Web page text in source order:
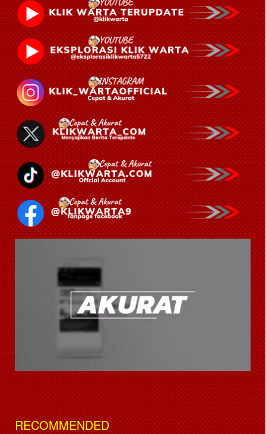
RECOMMENDED